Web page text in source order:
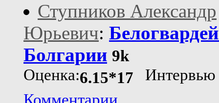
Ступников Александр
Юрьевич:
Болгарии 9k
Оценка:6.15*17 Интервью